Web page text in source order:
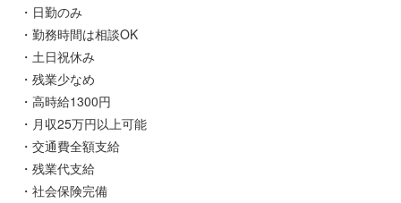
・日勤のみ
・勤務時間は相談OK
・土日祝休み
・残業少なめ
・高時給1300円
・月収25万円以上可能
・交通費全額支給
・残業代支給
・社会保険完備